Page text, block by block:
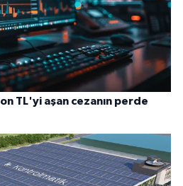
TL'yi aşan cezanın perde